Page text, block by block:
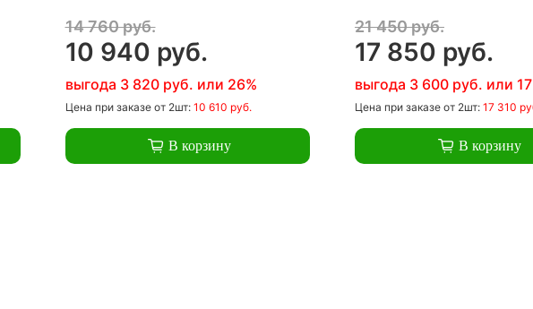
14 760 руб.
10 940 руб.
выгода 3 820 руб. или 26%
Цена при заказеот 2шт: 10 610 руб.
В корзину
21 450 руб.
17 850 руб.
выгода 3 600 руб. или
Цена при заказе от 2шт: 17 310
В корзину